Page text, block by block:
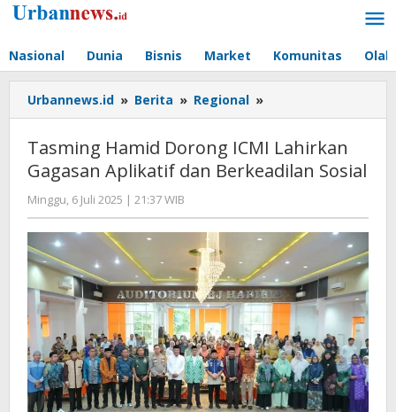
Lewati
Nasional Dunia Bisnis Market Komunitas
Urbannews.id » Berita » Regional »
Hamid
ICMI
Lahirkan
dan
Berkeadilan
Sosial
Tasming Hamid Dorong ICMI Lahirkan
Gagasan Aplikatif dan Berkeadilan Sosial
Minggu, 6 Juli 2025 | 21:37 WIB
Editor